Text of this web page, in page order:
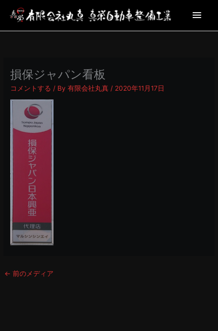
メ
イ
損保ジャパン看板
コメントする / By有限会社丸真 / 2020年11月17日
← 前のメディア